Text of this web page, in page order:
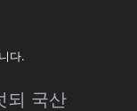
다.
되 국산